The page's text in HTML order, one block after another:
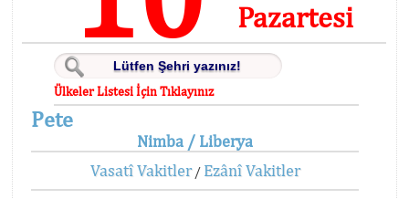
Pazartesi
Ülkeler Listesi İçin Tıklayınız
Pete
Nimba / Liberya
Vasatî Vakitler/ Ezânî Vakitler